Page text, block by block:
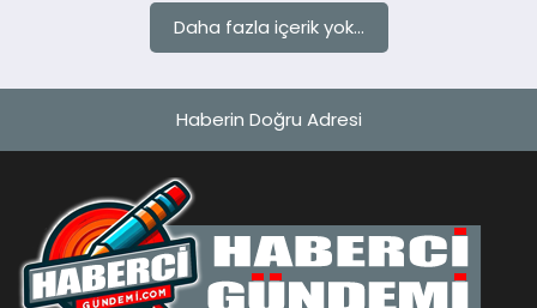
EĞITIM
SAĞLIK
Daha fazla içerik yok...
Haberin Doğru Adresi